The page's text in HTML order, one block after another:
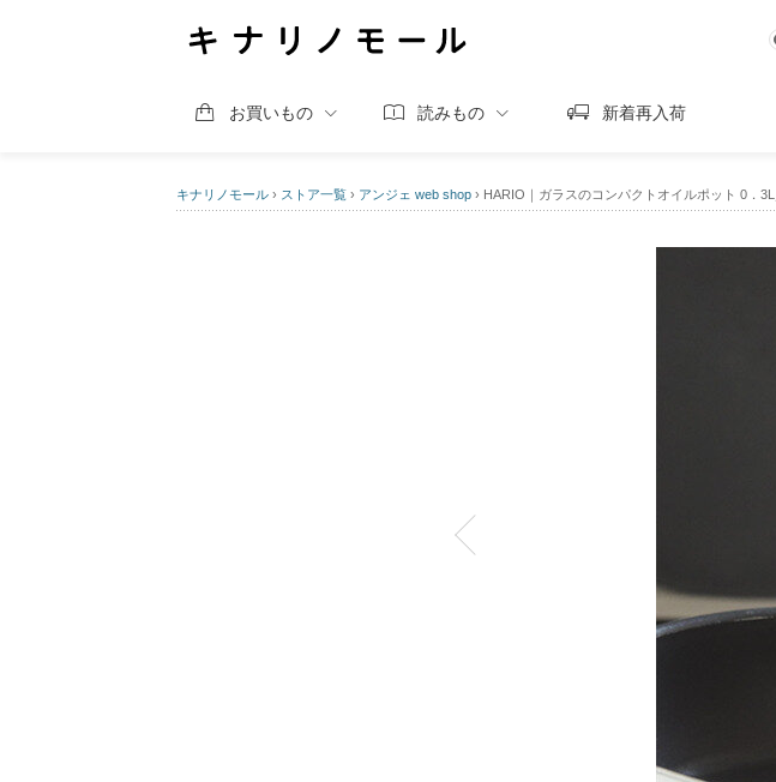
お買いもの 読みもの 新着再入荷
キナリノモール › ストア一覧 › アンジェ web shop › HARIO｜ガラスのコンパクトオイルポット 0．